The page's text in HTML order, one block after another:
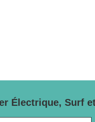
Électrique, Surf